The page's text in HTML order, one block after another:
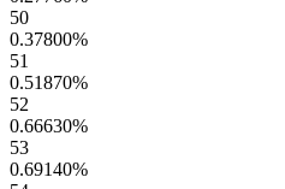
50
0.37800%
51
0.51870%
52
0.66630%
53
0.69140%